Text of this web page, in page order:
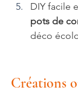
DIY facile
pots de
déco
Créations